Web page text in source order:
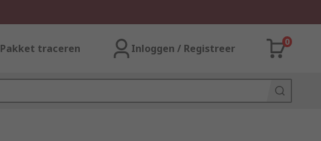
Pakket traceren Inloggen / Registreer
0